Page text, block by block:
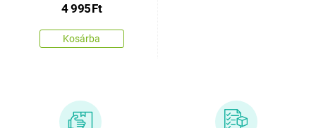
4 995Ft
Kosárba